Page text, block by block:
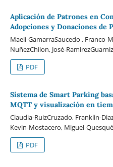
Aplicación de Patrones en
Adopciones y Donaciones de
Maeli-GamarraSaucedo , Franco-
NuñezChilon, José-RamirezGuarniz
PDF
Sistema de Smart Parking
MQTT y visualización en
Claudia-RuizCruzado, Franklin-
Kevin-Mostacero, Miguel-
PDF